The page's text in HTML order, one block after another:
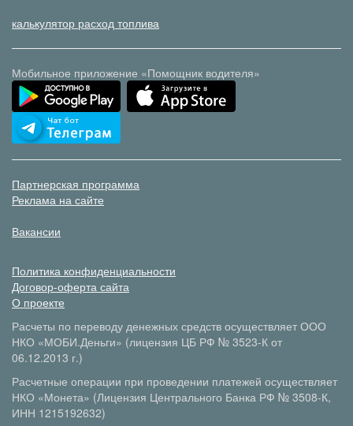
калькулятор расход топлива
Мобильное приложение «Помощник водителя»
Партнерская программа
Реклама на сайте
Вакансии
Политика конфиденциальности
Договор-оферта сайта
О проекте
Расчеты по переводу денежных средств осуществляет ООО
НКО «МОБИ.Деньги» (лицензия ЦБ РФ № 3523-К от
06.12.2013 г.)
Расчетные операции при проведении платежей осуществляет
НКО «Монета» (Лицензия Центрального Банка РФ № 3508-К,
ИНН 1215192632)